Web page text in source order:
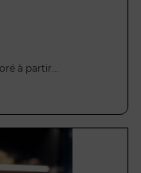
à partir...